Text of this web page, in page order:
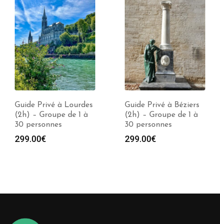
Guide Privé à Lourdes
(2h) – Groupe de 1 à
30 personnes
299.00€
Guide Privé à Béziers
(2h) – Groupe de 1 à
30 personnes
299.00€